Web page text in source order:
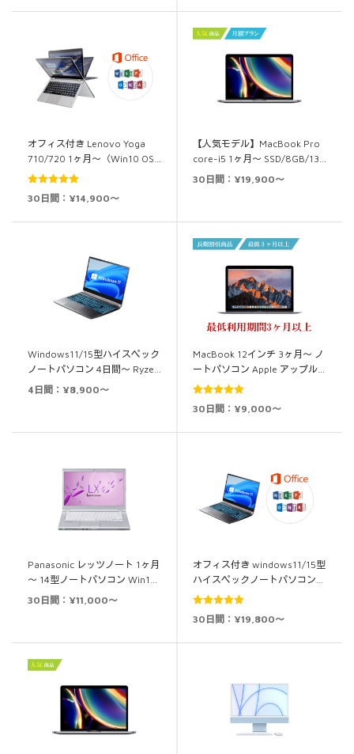
オフィス付き Lenovo Yoga
710/720 1ヶ月～（Win10 OS…
5段階中 5.00
30日間：¥14,900～
【人気モデル】MacBook Pro
core-i5 1ヶ月～ SSD/8GB/13…
30日間：¥19,900～
Windows11/15型ハイスペック
ノートパソコン 4日間～ Ryze…
4日間：¥8,900～
MacBook 12インチ 3ヶ月～ ノ
ートパソコン Apple アップル…
5段階中 5.00
30日間：¥9,000～
Panasonic レッツノート 1ヶ月
～ 14型ノートパソコン Win1…
30日間：¥11,000～
オフィス付き windows11/15型
ハイスペックノートパソコン…
5段階中 5.00
30日間：¥19,800～